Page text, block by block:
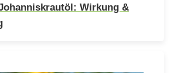
Wirkung &